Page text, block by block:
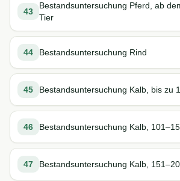
43
Bestandsuntersuchung Pferd, ab
Tier
44 Bestandsuntersuchung Rind
45 Bestandsuntersuchung Kalb, bis zu
46 Bestandsuntersuchung Kalb,
47 Bestandsuntersuchung Kalb,